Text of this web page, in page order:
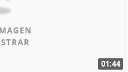
01:44